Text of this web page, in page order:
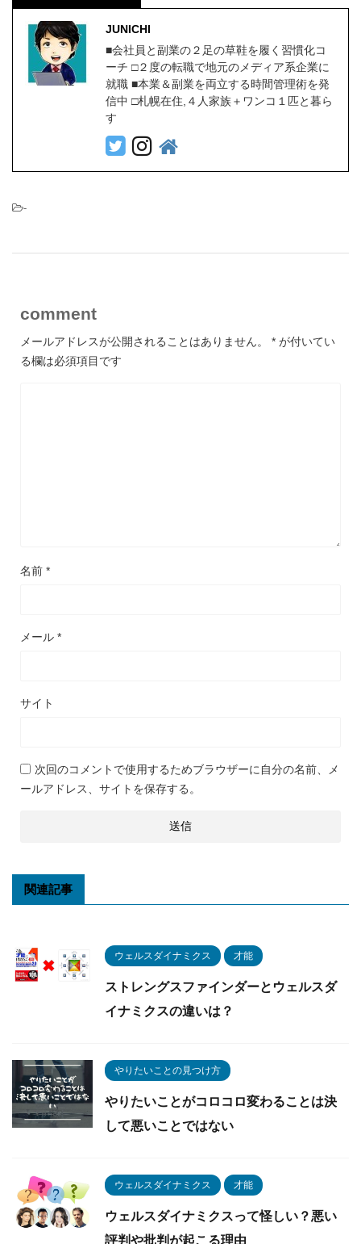
JUNICHI
■会社員と副業の２足の草鞋を履く習慣化コ
ーチ □２度の転職で地元のメディア系企業に
就職 ■本業＆副業を両立する時間管理術を発
信中 □札幌在住,４人家族＋ワンコ１匹と暮ら
す
-
comment
メールアドレスが公開されることはありません。 * が付いてい
る欄は必須項目です
名前 *
メール *
サイト
次回のコメントで使用するためブラウザーに自分の名前、メ
ールアドレス、サイトを保存する。
関連記事
ウェルスダイナミクス 才能
ストレングスファインダーとウェルスダ
イナミクスの違いは？
やりたいことの見つけ方
やりたいことがコロコロ変わることは決
して悪いことではない
ウェルスダイナミクス 才能
ウェルスダイナミクスって怪しい？悪い
評判や批判が起こる理由